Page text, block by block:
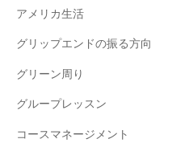
アメリカ生活
グリップエンドの振る方向
グリーン周り
グループレッスン
コースマネージメント